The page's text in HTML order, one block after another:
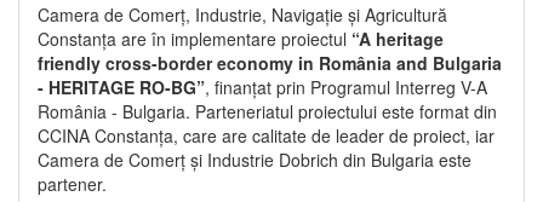
Camera de Comerț, Industrie, Navigație și Agricultură
Constanța are în implementare proiectul “A heritage
friendly cross-border economy in România and Bulgaria
- HERITAGE RO-BG”, finanțat prin Programul Interreg V-A
România - Bulgaria. Parteneriatul proiectului este format din
CCINA Constanța, care are calitate de leader de proiect, iar
Camera de Comerț și Industrie Dobrich din Bulgaria este
partener.